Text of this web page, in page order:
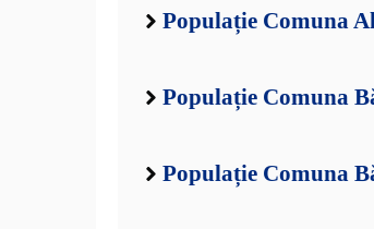
Populație Comuna
Populație Comuna
Populație Comuna